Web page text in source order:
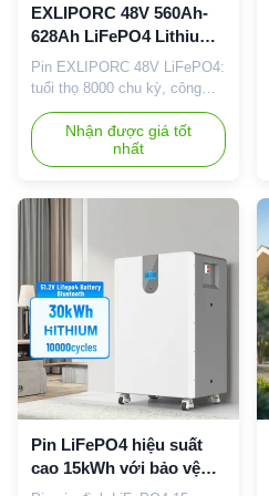
EXLIPORC 48V 560Ah-
628Ah LiFePO4 Lithium
Ion Battery Pack 15kWh-
30kWh Hệ thống lưu trữ
bảo vệ BMS tích hợp
Pin EXLIPORC 48V LiFePO4:
tuổi thọ 8000 chu kỳ, công
suất 15-30kWh, BMS tích
hợp và nhiều cổng comm
(RS485/WiFi/Bluetooth). Lưới
điện lai tương thích để lưu trữ
Nhận được giá tốt
nhất
Pin LiFePO4 hiệu suất
cao 15kWh với bảo vệ
BMS tích hợp và màn